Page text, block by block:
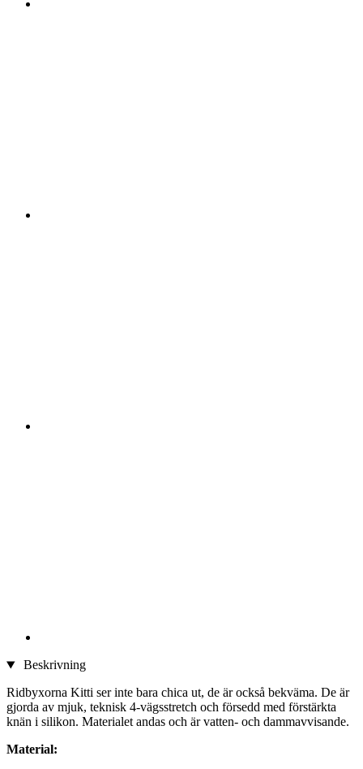
Beskrivning
Ridbyxorna Kitti ser inte bara chica ut, de är också bekväma. De är
gjorda av mjuk, teknisk 4-vägsstretch och försedd med förstärkta
knän i silikon. Materialet andas och är vatten- och dammavvisande.
Material: